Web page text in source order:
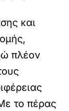
και
πλέον
το πέρας